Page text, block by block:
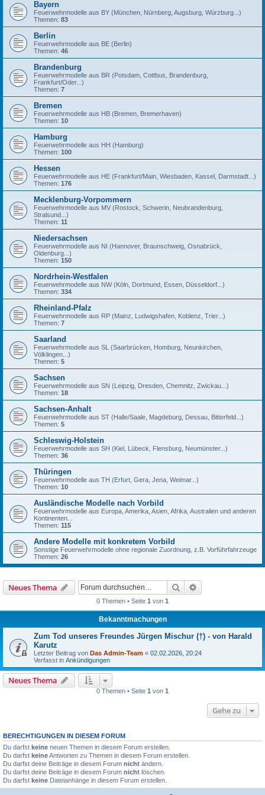
Bayern
Feuerwehrmodelle aus BY (München, Nürnberg, Augsburg, Würzburg...)
Themen: 83
Berlin
Feuerwehrmodelle aus BE (Berlin)
Themen: 46
Brandenburg
Feuerwehrmodelle aus BR (Potsdam, Cottbus, Brandenburg,
Frankfurt/Oder...)
Themen: 7
Bremen
Feuerwehrmodelle aus HB (Bremen, Bremerhaven)
Themen: 10
Hamburg
Feuerwehrmodelle aus HH (Hamburg)
Themen: 100
Hessen
Feuerwehrmodelle aus HE (Frankfurt/Main, Wiesbaden, Kassel, Darmstadt...)
Themen: 176
Mecklenburg-Vorpommern
Feuerwehrmodelle aus MV (Rostock, Schwerin, Neubrandenburg,
Stralsund...)
Themen: 11
Niedersachsen
Feuerwehrmodelle aus NI (Hannover, Braunschweig, Osnabrück,
Oldenburg...)
Themen: 150
Nordrhein-Westfalen
Feuerwehrmodelle aus NW (Köln, Dortmund, Essen, Düsseldorf...)
Themen: 334
Rheinland-Pfalz
Feuerwehrmodelle aus RP (Mainz, Ludwigshafen, Koblenz, Trier...)
Themen: 7
Saarland
Feuerwehrmodelle aus SL (Saarbrücken, Homburg, Neunkirchen,
Völklingen...)
Themen: 5
Sachsen
Feuerwehrmodelle aus SN (Leipzig, Dresden, Chemnitz, Zwickau...)
Themen: 18
Sachsen-Anhalt
Feuerwehrmodelle aus ST (Halle/Saale, Magdeburg, Dessau, Bitterfeld...)
Themen: 5
Schleswig-Holstein
Feuerwehrmodelle aus SH (Kiel, Lübeck, Flensburg, Neumünster...)
Themen: 36
Thüringen
Feuerwehrmodelle aus TH (Erfurt, Gera, Jena, Weimar...)
Themen: 10
Ausländische Modelle nach Vorbild
Feuerwehrmodelle aus Europa, Amerika, Asien, Afrika, Australien und anderen
Kontinenten...
Themen: 115
Andere Modelle mit konkretem Vorbild
Sonstige Feuerwehrmodelle ohne regionale Zuordnung, z.B. Vorführfahrzeuge
Themen: 26
Neues Thema Suche
0 Themen • Seite 1 von 1
Bekanntmachungen
Zum Tod unseres Freundes Jürgen Mischur (†) - von Harald
Karutz
Letzter Beitrag von Das Admin-Team « 02.02.2026, 20:24
Verfasst in Ankündigungen
Neues Thema
0 Themen • Seite 1 von 1
Gehe zu
BERECHTIGUNGEN IN DIESEM FORUM
Du darfst keine neuen Themen in diesem Forum erstellen.
Du darfst keineAntworten zu Themen in diesem Forum erstellen.
Du darfst deine Beiträge in diesem Forum nicht ändern.
Du darfst deine Beiträge in diesem Forum nicht löschen.
Du darfst keine Dateianhänge in diesem Forum erstellen.